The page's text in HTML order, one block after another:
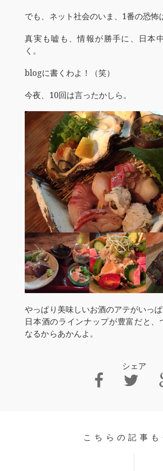
でも、ネット社会のいま、1番の恐怖
真実も嘘も、情報が勝手に、日本
く。
blogに書くわよ！（笑）
今夜、10回は言ったかしら。
やっぱり美味しいお酒のアテがいっぱ
日本酒のラインナップが豊富だと、
なるからあかんよ。
シェア
こちらの記事も